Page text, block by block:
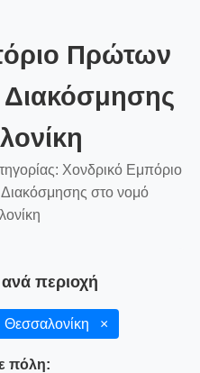
Πρώτων
Χονδρικό Εμπόριο
στο νομό
περιοχή
Θεσσαλονίκη ×
πόλη: